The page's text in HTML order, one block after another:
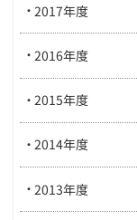
2017年度
2016年度
2015年度
2014年度
2013年度